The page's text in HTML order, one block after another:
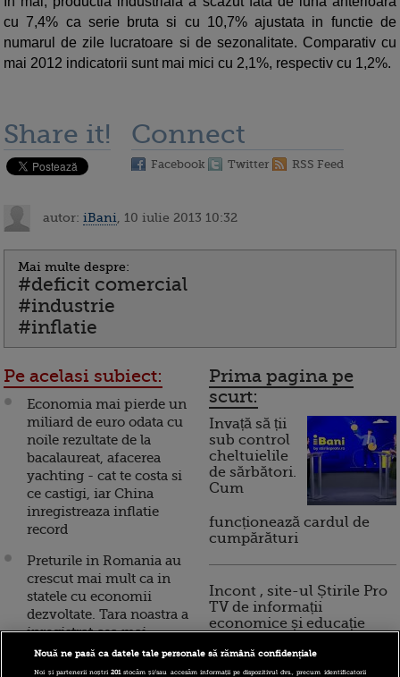
cu 7,4% ca serie bruta si cu 10,7% ajustata in functie de
numarul de zile lucratoare si de sezonalitate. Comparativ cu
mai 2012 indicatorii sunt mai mici cu 2,1%, respectiv cu 1,2%.
Share it! Connect
Facebook Twitter RSS Feed
autor: iBani , 10 iulie 2013 10:32
Mai multe despre:
#deficit comercial
#industrie
#inflatie
Pe acelasi subiect:
Economia mai pierde un
miliard de euro odata cu
noile rezultate de la
bacalaureat, afacerea
yachting - cat te costa si
ce castigi, iar China
inregistreaza inflatie
record
Preturile in Romania au
crescut mai mult ca in
statele cu economii
dezvoltate. Tara noastra a
inregistrat cea mai
ridicata inflatie din UE
Prima pagina pe
scurt:
Invață să ții
sub control
cheltuielile
de sărbători.
Cum
funcționează cardul de
cumpărături
Incont , site-ul Știrile Pro
TV de informații
economice și educație
Nouă ne pasă ca datele tale personale să rămână confidențiale
Noi și partenerii noștri201stocăm și/sau accesăm informații pe dispozitivul dvs., precum identificatorii